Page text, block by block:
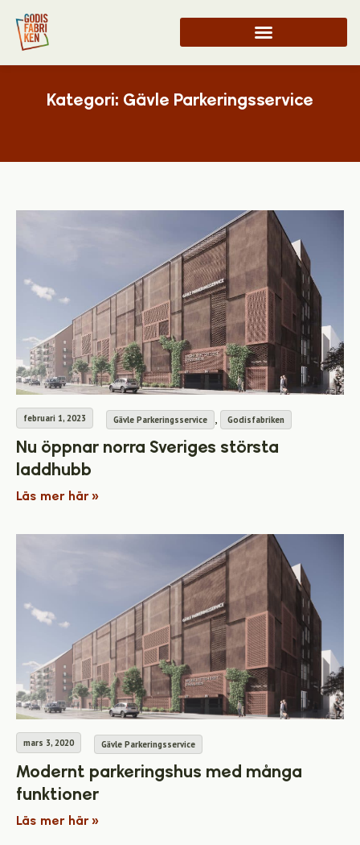
Kategori: Gävle Parkeringsservice
februari 1, 2023 Gävle Parkeringsservice , Godisfabriken
Nu öppnar norra Sveriges största
laddhubb
Läs mer här »
mars 3, 2020 Gävle Parkeringsservice
Modernt parkeringshus med många
funktioner
Läs mer här »